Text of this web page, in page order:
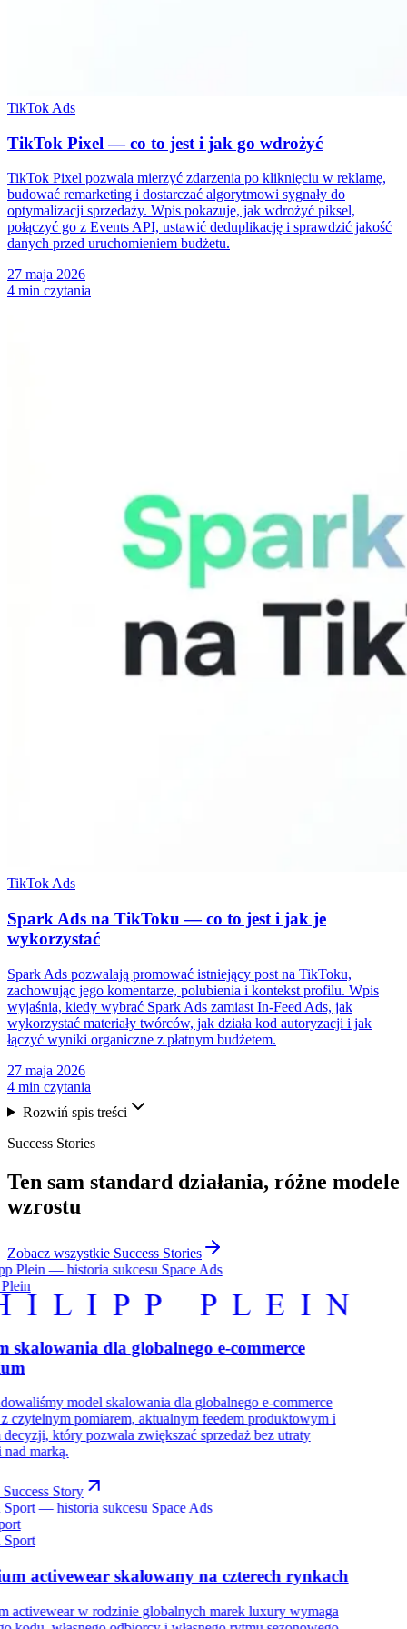
TikTok Ads
TikTok Pixel — co to jest i jak go wdrożyć
TikTok Pixel pozwala mierzyć zdarzenia po kliknięciu w reklamę,
budować remarketing i dostarczać algorytmowi sygnały do
optymalizacji sprzedaży. Wpis pokazuje, jak wdrożyć piksel,
połączyć go z Events API, ustawić deduplikację i sprawdzić jakość
danych przed uruchomieniem budżetu.
27 maja 2026
4 min czytania
TikTok Ads
Spark Ads na TikToku — co to jest i jak je
wykorzystać
Spark Ads pozwalają promować istniejący post na TikToku,
zachowując jego komentarze, polubienia i kontekst profilu. Wpis
wyjaśnia, kiedy wybrać Spark Ads zamiast In-Feed Ads, jak
wykorzystać materiały twórców, jak działa kod autoryzacji i jak
łączyć wyniki organiczne z płatnym budżetem.
27 maja 2026
4 min czytania
Rozwiń spis treści
Success Stories
Ten sam standard działania, różne modele
wzrostu
Zobacz wszystkie Success Stories
skalowania dla globalnego e-commerce
model skalowania dla globalnego e-commerce
czytelnym pomiarem, aktualnym feedem produktowym i
decyzji, który pozwala zwiększać sprzedaż bez utraty
marką.
Story
activewear skalowany na czterech rynkach
activewear w rodzinie globalnych marek luxury wymaga